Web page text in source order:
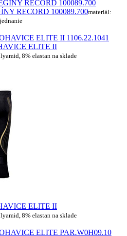
RECORD 100089.700materiál:
ELITE II
8% elastan na sklade
ELITE II
8% elastan na sklade